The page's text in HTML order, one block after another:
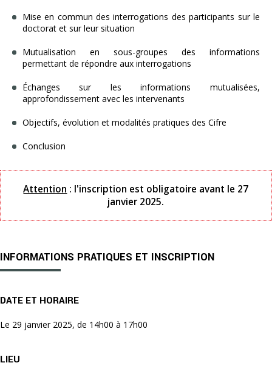
Mise en commun des interrogations des participants sur le
doctorat et sur leur situation
Mutualisation en sous-groupes des informations
permettant de répondre aux interrogations
Échanges sur les informations mutualisées,
approfondissement avec les intervenants
Objectifs, évolution et modalités pratiques des Cifre
Conclusion
Attention : l'inscription est obligatoire avant le 27
janvier 2025.
INFORMATIONS PRATIQUES ET INSCRIPTION
DATE ET HORAIRE
Le 29 janvier 2025, de 14h00 à 17h00
LIEU